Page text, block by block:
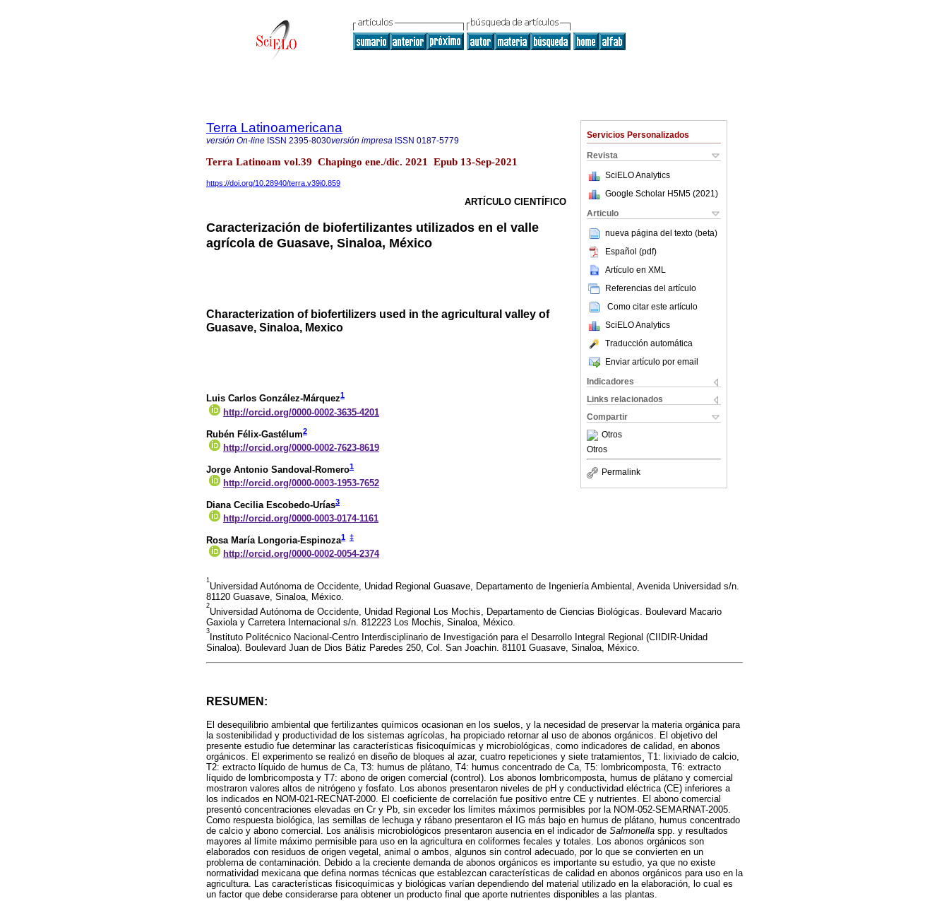
Servicios Personalizados
Revista
SciELO Analytics
Google Scholar H5M5 (2021 )
Articulo
nueva página del texto (beta)
Español (pdf)
Artículo en XML
Referencias del artículo
Como citar este artículo
SciELO Analytics
Traducción automática
Enviar artículo por email
Indicadores
Links relacionados
Compartir
Otros
Otros
Permalink
Terra Latinoamericana
versión On-line ISSN 2395-8030versión impresa ISSN 0187-5779
Terra Latinoam vol.39 Chapingo ene./dic. 2021 Epub 13-Sep-2021
https://doi.org/10.28940/terra.v39i0.859
ARTÍCULO CIENTÍFICO
Caracterización de biofertilizantes utilizados en el valle
agrícola de Guasave, Sinaloa, México
Characterization of biofertilizers used in the agricultural valley of
Guasave, Sinaloa, Mexico
Luis Carlos González-Márquez1
http://orcid.org/0000-0002-3635-4201
Rubén Félix-Gastélum2
http://orcid.org/0000-0002-7623-8619
Jorge Antonio Sandoval-Romero1
http://orcid.org/0000-0003-1953-7652
Diana Cecilia Escobedo-Urías3
http://orcid.org/0000-0003-0174-1161
Rosa María Longoria-Espinoza1 ‡
http://orcid.org/0000-0002-0054-2374
1
Universidad Autónoma de Occidente, Unidad Regional Guasave, Departamento de Ingeniería Ambiental, Avenida Universidad s/n.
81120 Guasave, Sinaloa, México.
2
Universidad Autónoma de Occidente, Unidad Regional Los Mochis, Departamento de Ciencias Biológicas. Boulevard Macario
Gaxiola y Carretera Internacional s/n. 812223 Los Mochis, Sinaloa, México.
3
Instituto Politécnico Nacional-Centro Interdisciplinario de Investigación para el Desarrollo Integral Regional (CIIDIR-Unidad
Sinaloa). Boulevard Juan de Dios Bátiz Paredes 250, Col. San Joachin. 81101 Guasave, Sinaloa, México.
RESUMEN:
El desequilibrio ambiental que fertilizantes químicos ocasionan en los suelos, y la necesidad de preservar la materia orgánica para
la sostenibilidad y productividad de los sistemas agrícolas, ha propiciado retornar al uso de abonos orgánicos. El objetivo del
presente estudio fue determinar las características fisicoquímicas y microbiológicas, como indicadores de calidad, en abonos
orgánicos. El experimento se realizó en diseño de bloques al azar, cuatro repeticiones y siete tratamientos¸ T1: lixiviado de calcio,
T2: extracto líquido de humus de Ca, T3: humus de plátano, T4: humus concentrado de Ca, T5: lombricomposta, T6: extracto
líquido de lombricomposta y T7: abono de origen comercial (control). Los abonos lombricomposta, humus de plátano y comercial
mostraron valores altos de nitrógeno y fosfato. Los abonos presentaron niveles de pH y conductividad eléctrica (CE) inferiores a
los indicados en NOM‑021‑RECNAT-2000. El coeficiente de correlación fue positivo entre CE y nutrientes. El abono comercial
presentó concentraciones elevadas en Cr y Pb, sin exceder los límites máximos permisibles por la NOM-052-SEMARNAT-2005.
Como respuesta biológica, las semillas de lechuga y rábano presentaron el IG más bajo en humus de plátano, humus concentrado
de calcio y abono comercial. Los análisis microbiológicos presentaron ausencia en el indicador de Salmonella spp. y resultados
mayores al límite máximo permisible para uso en la agricultura en coliformes fecales y totales. Los abonos orgánicos son
elaborados con residuos de origen vegetal, animal o ambos, algunos sin control adecuado, por lo que se convierten en un
problema de contaminación. Debido a la creciente demanda de abonos orgánicos es importante su estudio, ya que no existe
normatividad mexicana que defina normas técnicas que establezcan características de calidad en abonos orgánicos para uso en la
agricultura. Las características fisicoquímicas y biológicas varían dependiendo del material utilizado en la elaboración, lo cual es
un factor que debe considerarse para obtener un producto final que aporte nutrientes disponibles a las plantas.